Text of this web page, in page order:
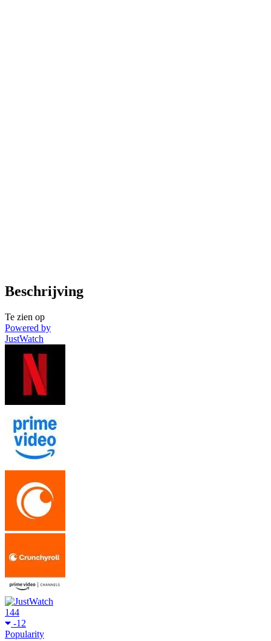
Beschrijving
Te zien op
Powered by
JustWatch
144
-12
Popularity